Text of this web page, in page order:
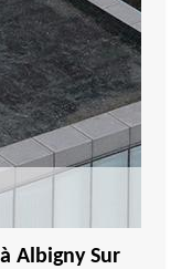
Albigny Sur